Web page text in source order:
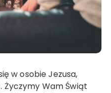
Życzymy Wam Świąt